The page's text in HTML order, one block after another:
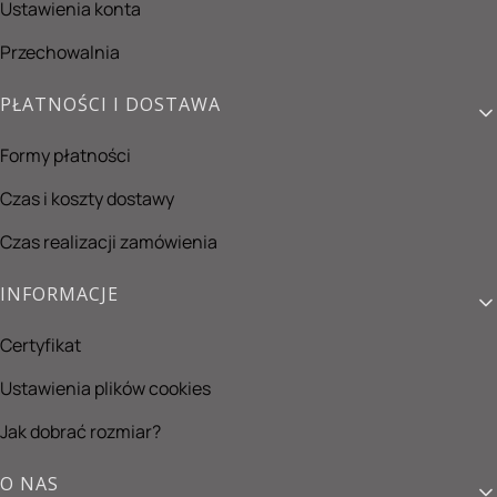
Ustawienia konta
Przechowalnia
PŁATNOŚCI I DOSTAWA
Formy płatności
Czas i koszty dostawy
Czas realizacji zamówienia
INFORMACJE
Certyfikat
Ustawienia plików cookies
Jak dobrać rozmiar?
O NAS